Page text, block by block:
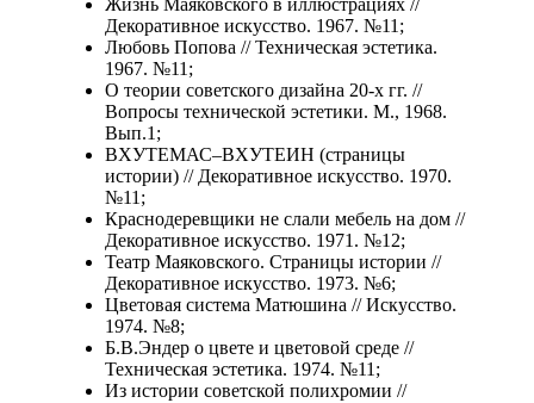
Жизнь Маяковского в иллюстрациях //
Декоративное искусство. 1967. №11;
Любовь Попова // Техническая эстетика.
1967. №11;
О теории советского дизайна 20-х гг. //
Вопросы технической эстетики. М., 1968.
Вып.1;
ВХУТЕМАС–ВХУТЕИН (страницы
истории) // Декоративное искусство. 1970.
№11;
Краснодеревщики не слали мебель на дом //
Декоративное искусство. 1971. №12;
Театр Маяковского. Страницы истории //
Декоративное искусство. 1973. №6;
Цветовая система Матюшина // Искусство.
1974. №8;
Б.В.Эндер о цвете и цветовой среде //
Техническая эстетика. 1974. №11;
Из истории советской полихромии //